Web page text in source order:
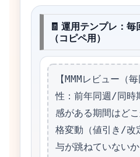
🧾 運用テンプレ：
（コピペ用）
【MMMレビュー
性：前年同週/同時
感がある期間はど
格変動（値引き/改
与が跳ねていない